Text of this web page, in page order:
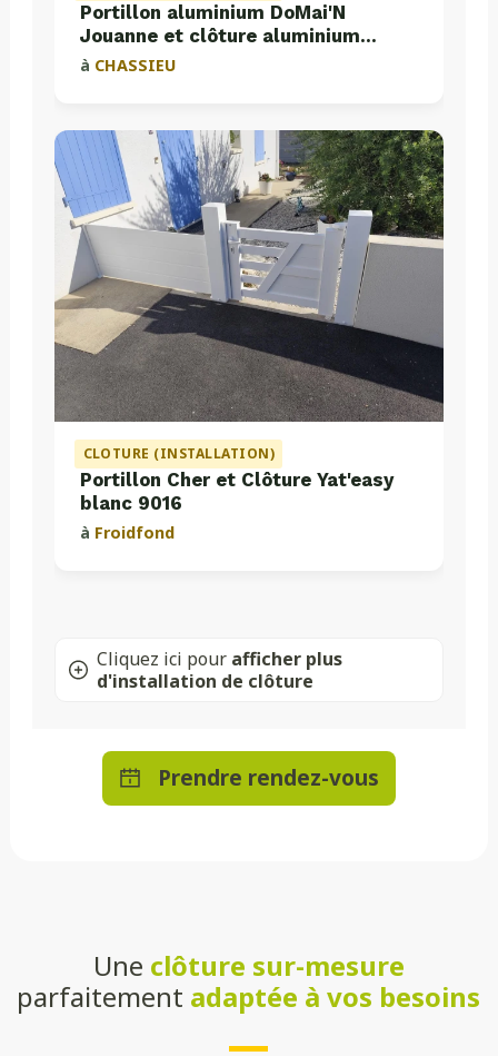
Portillon aluminium DoMai'N
Jouanne et clôture aluminium
Valette
à CHASSIEU
CLOTURE (INSTALLATION)
Portillon Cher et Clôture Yat'easy
blanc 9016
à Froidfond
Cliquez ici pour afficher plus
d'installation de clôture
Prendre rendez-vous
Une clôture sur-mesure
parfaitement adaptée à vos besoins